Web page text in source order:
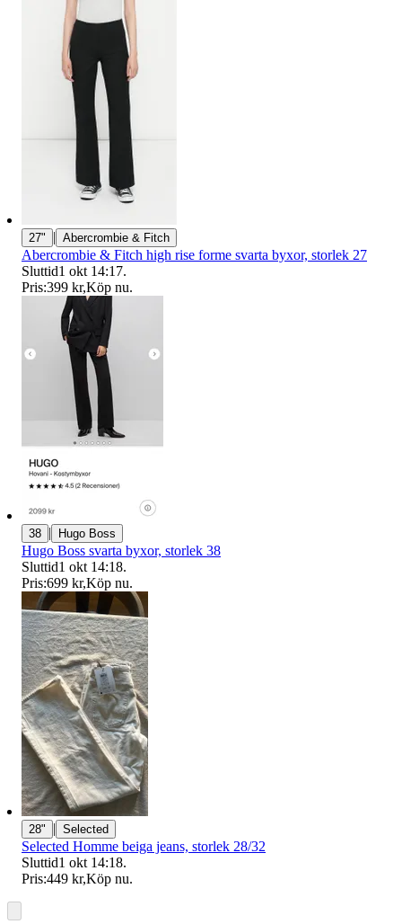
27" | Abercrombie & Fitch
Abercrombie & Fitch high rise forme svarta byxor, storlek 27
Sluttid1 okt 14:17.
Pris:399 kr,Köp nu.
38 | Hugo Boss
Hugo Boss svarta byxor, storlek 38
Sluttid1 okt 14:18.
Pris:699 kr,Köp nu.
28" | Selected
Selected Homme beiga jeans, storlek 28/32
Sluttid1 okt 14:18.
Pris:449 kr,Köp nu.